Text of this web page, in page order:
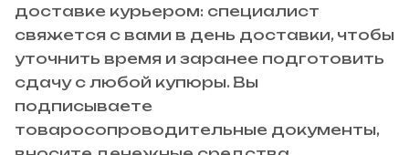
доставке курьером: специалист
свяжется с вами в день доставки, чтобы
уточнить время и заранее подготовить
сдачу с любой купюры. Вы
подписываете
товаросопроводительные документы,